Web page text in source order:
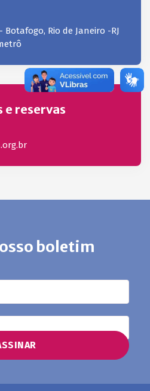
Botafogo, Rio de Janeiro -RJ
reservas
boletim